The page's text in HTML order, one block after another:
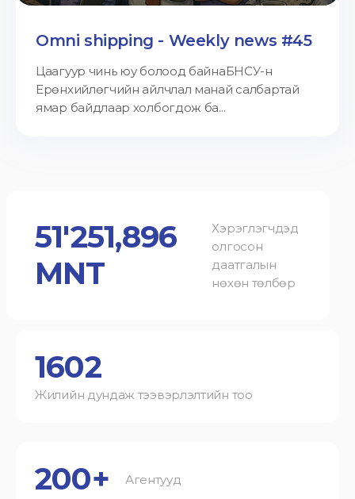
Omni shipping - Weekly news #45
Цаагуур чинь юу болоод байнаБНСУ-н
Ерөнхийлөгчийн айлчлал манай салбартай
ямар байдлаар холбогдож ба...
51'251,896
MNT
Хэрэглэгчдэд
олгосон
даатгалын
нөхөн төлбөр
1602
Жилийн дундаж тээвэрлэлтийн тоо
200+ Агентууд